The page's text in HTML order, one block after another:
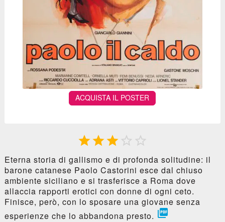
ACQUISTA IL POSTER
  
Eterna storia di gallismo e di profonda solitudine: il
barone catanese Paolo Castorini esce dal chiuso
ambiente siciliano e si trasferisce a Roma dove
allaccia rapporti erotici con donne di ogni ceto.
Finisce, però, con lo sposare una giovane senza
esperienze che lo abbandona presto. 